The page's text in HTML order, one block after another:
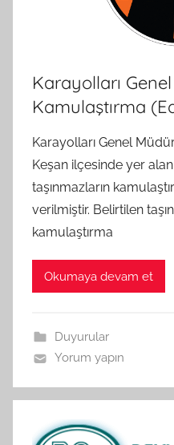
Karayolları
Kamulaştırma
Karayolları Genel
Keşan ilçesinde yer
taşınmazların
verilmiştir. Belirtilen
kamulaştırma
Okumaya devam et
Duyurular
Yorum yapın